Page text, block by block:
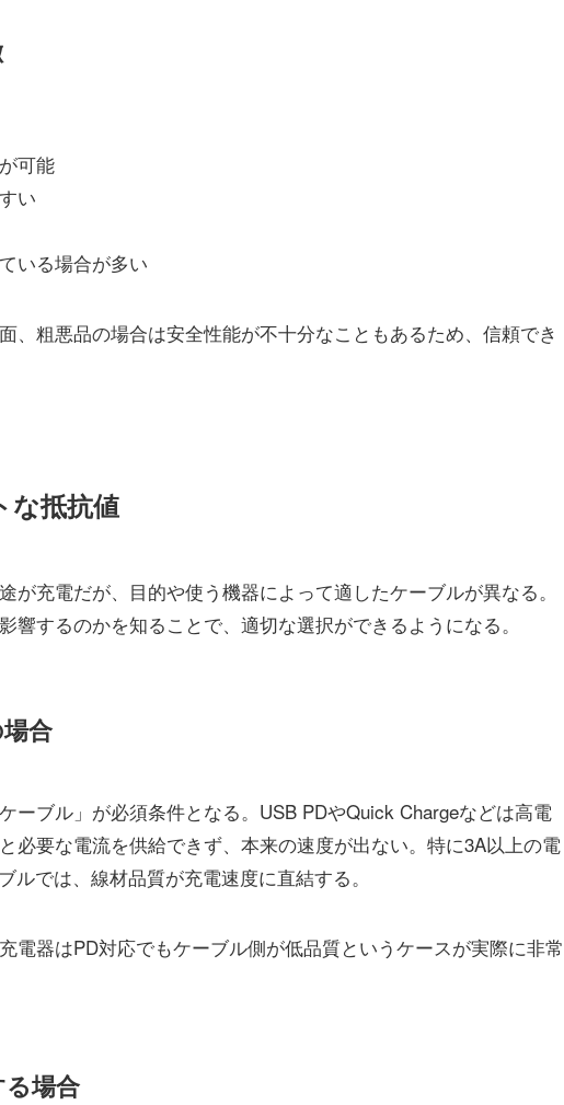
可能
い
いる場合が多い
、粗悪品の場合は安全性能が不十分なこともあるため、信頼でき
な抵抗値
が充電だが、目的や使う機器によって適したケーブルが異なる。
響するのかを知ることで、適切な選択ができるようになる。
合
ーブル」が必須条件となる。USB PDやQuick Chargeなどは高電
必要な電流を供給できず、本来の速度が出ない。特に3A以上の電
ルでは、線材品質が充電速度に直結する。
電器はPD対応でもケーブル側が低品質というケースが実際に非常
場合